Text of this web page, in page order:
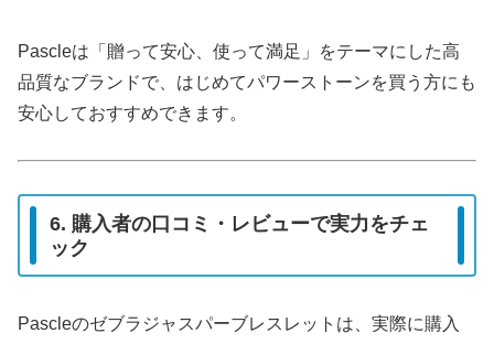
Pascleは「贈って安心、使って満足」をテーマにした高
品質なブランドで、はじめてパワーストーンを買う方にも
安心しておすすめできます。
6. 購入者の口コミ・レビューで実力をチェ
ック
Pascleのゼブラジャスパーブレスレットは、実際に購入